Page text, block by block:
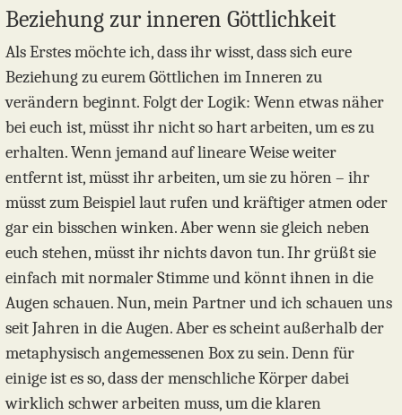
Beziehung zur inneren Göttlichkeit
Als Erstes möchte ich, dass ihr wisst, dass sich eure
Beziehung zu eurem Göttlichen im Inneren zu
verändern beginnt. Folgt der Logik: Wenn etwas näher
bei euch ist, müsst ihr nicht so hart arbeiten, um es zu
erhalten. Wenn jemand auf lineare Weise weiter
entfernt ist, müsst ihr arbeiten, um sie zu hören – ihr
müsst zum Beispiel laut rufen und kräftiger atmen oder
gar ein bisschen winken. Aber wenn sie gleich neben
euch stehen, müsst ihr nichts davon tun. Ihr grüßt sie
einfach mit normaler Stimme und könnt ihnen in die
Augen schauen. Nun, mein Partner und ich schauen uns
seit Jahren in die Augen. Aber es scheint außerhalb der
metaphysisch angemessenen Box zu sein. Denn für
einige ist es so, dass der menschliche Körper dabei
wirklich schwer arbeiten muss, um die klaren